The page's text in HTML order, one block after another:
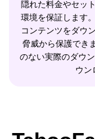
隠れた料金やセッ
環境を保証します
コンテンツをダウ
脅威から保護でき
のない実際のダウ
ウン